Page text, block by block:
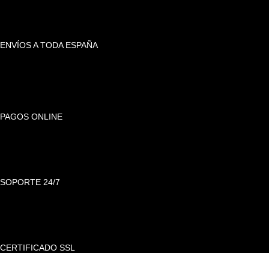
ENVÍOS A TODA ESPAÑA
PAGOS ONLINE
SOPORTE 24/7
CERTIFICADO SSL